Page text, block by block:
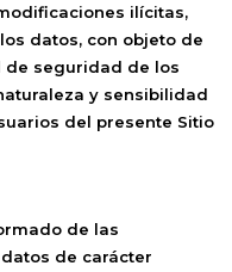
ilícitas,
datos, con objeto de
de seguridad de los
y sensibilidad
del presente Sitio
de las
de carácter